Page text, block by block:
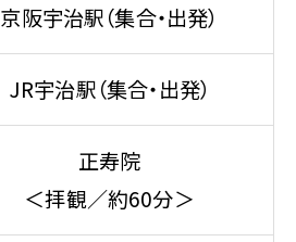
京阪宇治駅（集合・出発）
JR宇治駅（集合・出発）
正寿院
＜拝観／約60分＞